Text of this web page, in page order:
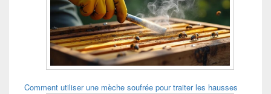
Comment utiliser une mèche soufrée pour traiter les hausses